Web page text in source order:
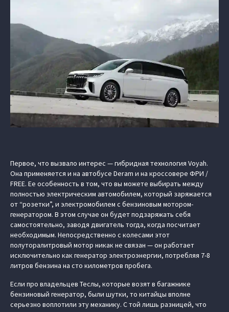
Первое, что вызвало интерес — гибридная технология Voyah.
Она применяется и на автобусе Deram и на кроссовере ФРИ /
FREE. Ее особенность в том, что вы можете выбирать между
полностью электрическим автомобилем, который заряжается
от “розетки”, и электромобилем с бензиновым мотором-
генератором. В этом случае он будет подзаряжать себя
самостоятельно, заводя двигатель тогда, когда посчитает
необходимым. Непосредственно с колесами этот
полуторалитровый мотор никак не связан — он работает
исключительно как генератор электроэнергии, потребляя 7-8
литров бензина на сто километров пробега.
Если про владельцев Теслы, которые возят в багажнике
бензиновый генератор, были шутки, то китайцы вполне
серьезно воплотили эту механику. С той лишь разницей, что